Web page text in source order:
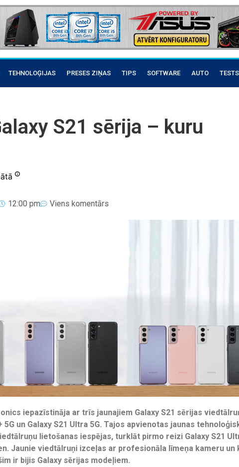
TEHNOLOĢIJAS PRESES ZIŅAS TIPS SOFTWARE AUTO TESTS
S21 sērija – kuru
12:00 pm Viens komentārs
iepazīstināja ar trīs jaunajiem Galaxy S21 sērijas
5G un Galaxy S21 Ultra 5G. Tajos apvienotas jaunas
lietošanas iespējas, turklāt pirmo reizi Galaxy S21
Jaunie viedtālruņi izceļas ar profesionāla līmeņa kameru un
ir bijis Galaxy sērijas modeļiem.